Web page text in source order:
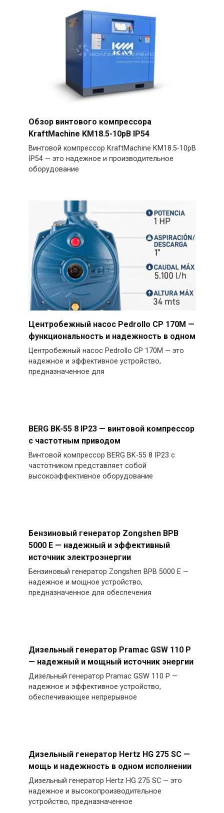
Обзор винтового компрессора
KraftMachine KM18.5-10рВ IP54
Винтовой компрессор KraftMachine KM18.5-10рВ
IP54 — это надежное и производительное
оборудование
Центробежный насос Pedrollo CP 170M —
функциональность и надежность в одном
Центробежный насос Pedrollo CP 170M — это
надежное и эффективное устройство,
предназначенное для
BERG BK-55 8 IP23 — винтовой компрессор
с частотным приводом
Винтовой компрессор BERG BK-55 8 IP23 с
частотником представляет собой
высокоэффективное оборудование
Бензиновый генератор Zongshen BPB
5000 E — надежный и эффективный
источник электроэнергии
Бензиновый генератор Zongshen BPB 5000 E —
надежное и мощное устройство,
предназначенное для обеспечения
Дизельный генератор Pramac GSW 110 P
— надежный и мощный источник энергии
Дизельный генератор Pramac GSW 110 P —
надежное и эффективное устройство,
обеспечивающее непрерывное
Дизельный генератор Hertz HG 275 SC —
мощь и надежность в одном исполнении
Дизельный генератор Hertz HG 275 SC — это
надежное и высокопроизводительное
устройство, предназначенное